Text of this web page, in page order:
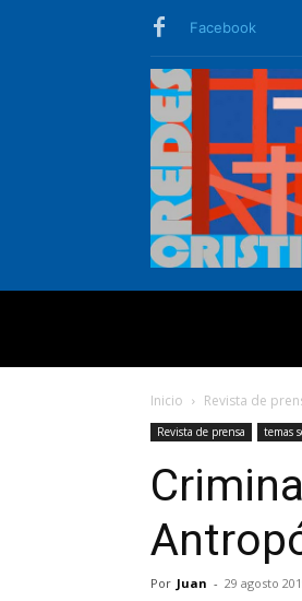
Facebook
Inicio Revista de
Revista de prensa temas
Por Juan - 29 agosto